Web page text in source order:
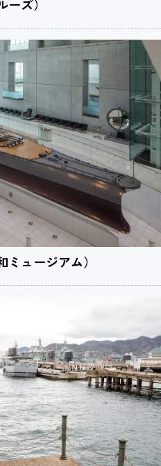
ズ）
ュージアム）